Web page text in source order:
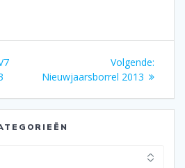
Volgende:
Nieuwjaarsborrel 2013